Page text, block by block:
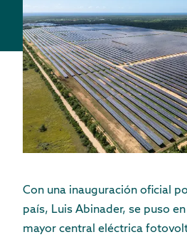
Con una inauguración oficial
país, Luis Abinader, se puso
mayor central eléctrica